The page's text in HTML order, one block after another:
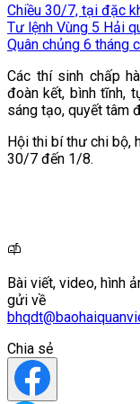
Chiều 30/7, tại đặc
Tư lệnh Vùng 5 Hải
Quân chủng 6 tháng
Các thí sinh chấp
đoàn kết, bình tĩnh,
sáng tạo, quyết tâm
Hội thi bí thư chi bộ,
30/7 đến 1/8.
Bài viết, video, hình
gửi về
Chia sẻ